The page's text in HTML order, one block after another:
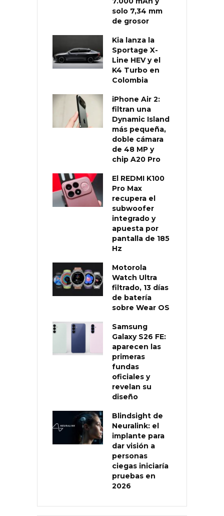
solo 7,34 mm
de grosor
Kia lanza la
Sportage X-
Line HEV y el
K4 Turbo en
Colombia
iPhone Air 2:
filtran una
Dynamic Island
más pequeña,
doble cámara
de 48 MP y
chip A20 Pro
El REDMI K100
Pro Max
recupera el
subwoofer
integrado y
apuesta por
pantalla de 185
Hz
Motorola
Watch Ultra
filtrado, 13 días
de batería
sobre Wear OS
Samsung
Galaxy S26 FE:
aparecen las
primeras
fundas
oficiales y
revelan su
diseño
Blindsight de
Neuralink: el
implante para
dar visión a
personas
ciegas iniciaría
pruebas en
2026